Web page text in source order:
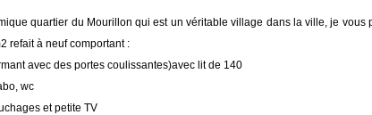
quartier du Mourillon qui est un véritable village dans la ville, je vous
refait à neuf comportant :
avec des portes coulissantes)avec lit de 140
wc
et petite TV